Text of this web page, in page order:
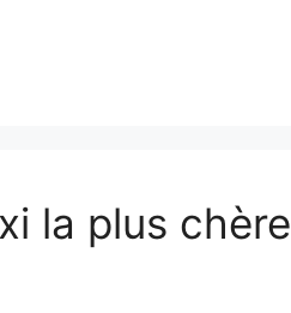
la plus